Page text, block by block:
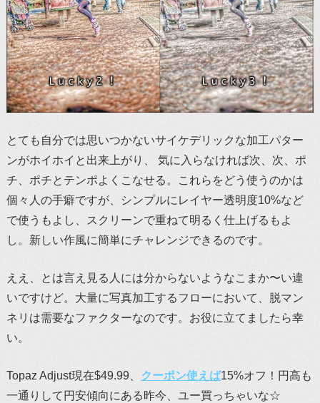
とても自分では思いつかないサイケデリックな加工パター
ンがホイホイと出来上がり、 気に入らなければ次、次、ポ
チ、ポチとテンポよくこなせる。これらをどう使うのかは
個々人の手癖ですが、シンプルにレイヤー透明度10%など
で使うもよし、スクリーンで重ねて明るく仕上げるもよ
し。新しい作風に簡単にチャレンジできるのです。
ええ、とは言え見る人には分からないようなこまか〜い違
いですけど。大量に写真加工するフローにおいて、脱マン
ネリは需要なファクターなのです。お役に立てましたら幸
い。
Topaz Adjust現在$49.99、 クーポン使えば15%オフ！円高も
一通りして円安傾向にある昨今、ユー買っちゃいな☆